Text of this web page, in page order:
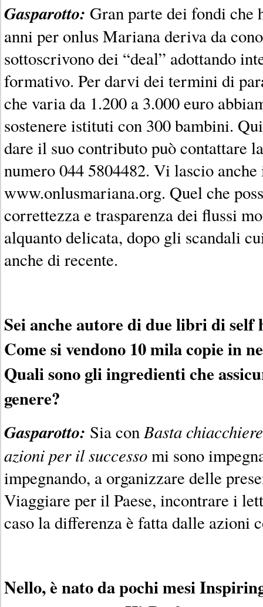
Gasparotto: Gran parte dei fondi che
anni per onlus Mariana deriva da
sottoscrivono dei “deal” adottando
formativo. Per darvi dei termini di
che varia da 1.200 a 3.000 euro
sostenere istituti con 300 bambini.
dare il suo contributo può contattare
numero 044 5804482. Vi lascio
www.onlusmariana.org. Quel che
correttezza e trasparenza dei flussi
alquanto delicata, dopo gli scandali
anche di recente.
Sei anche autore di due libri di self
Come si vendono 10 mila copie in
Quali sono gli ingredienti che
genere?
Gasparotto: Sia conBasta chiacchiere
azioni per il successomi sono
impegnando, a organizzare delle
Viaggiare per il Paese, incontrare i
caso la differenza è fatta dalle azioni
Nello, è nato da pochi mesi